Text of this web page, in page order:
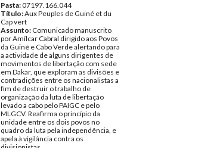
Pasta:07197.166.044
Título:Aux Peuples de Guiné et du
Cap vert
Assunto: Comunicado manuscrito
por Amílcar Cabral dirigido aos Povos
da Guiné e Cabo Verde alertando para
a actividade de alguns dirigentes de
movimentos de libertação com sede
em Dakar, que exploram as divisões e
contradições entre os nacionalistas a
fim de destruir o trabalho de
organização da luta de libertação
levado a cabo pelo PAIGC e pelo
MLGCV. Reafirma o princípio da
unidade entre os dois povos no
quadro da luta pela independência, e
apela à vigilância contra os
divisionistas.